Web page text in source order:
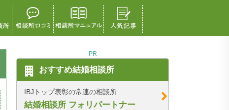
-------PR-------
おすすめ結婚相談所
IBJトップ表彰の常連の相談所
結婚相談所 フォリパートナー